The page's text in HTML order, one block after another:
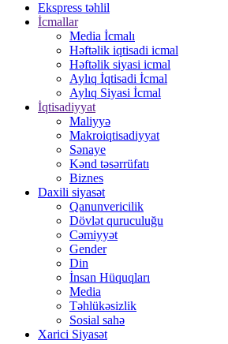
Ekspress təhlil
İcmallar
Media İcmalı
Həftəlik iqtisadi icmal
Həftəlik siyasi icmal
Aylıq İqtisadi İcmal
Aylıq Siyasi İcmal
İqtisadiyyat
Maliyyə
Makroiqtisadiyyat
Sənaye
Kənd təsərrüfatı
Biznes
Daxili siyasət
Qanunvericilik
Dövlət quruculuğu
Cəmiyyət
Gender
Din
İnsan Hüquqları
Media
Təhlükəsizlik
Sosial sahə
Xarici Siyasət